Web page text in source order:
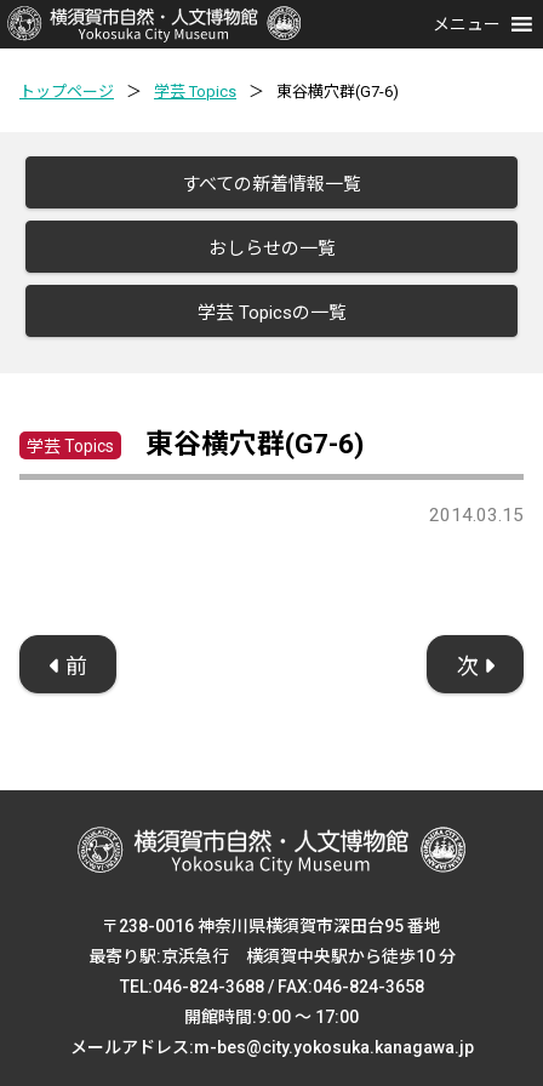
メニュー
トップページ ＞ 学芸 Topics ＞ 東谷横穴群(G7-6)
すべての新着情報一覧
おしらせの一覧
学芸 Topicsの一覧
学芸 Topics 東谷横穴群(G7-6)
2014.03.15
前 次
〒238-0016 神奈川県横須賀市深田台95 番地
最寄り駅:京浜急行 横須賀中央駅から徒歩10 分
TEL:046-824-3688 / FAX:046-824-3658
開館時間:9:00 ～ 17:00
メールアドレス:m-bes@city.yokosuka.kanagawa.jp